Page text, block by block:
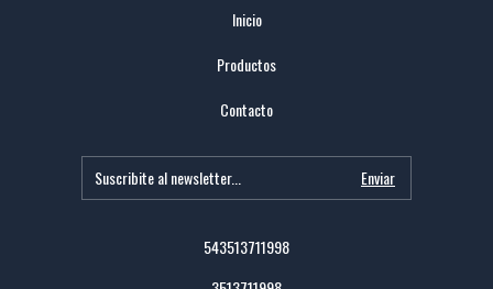
Inicio
Productos
Contacto
543513711998